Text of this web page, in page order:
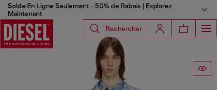
Solde En Ligne Seulement - 50% de Rabais | Explorez
Maintenant
Rechercher